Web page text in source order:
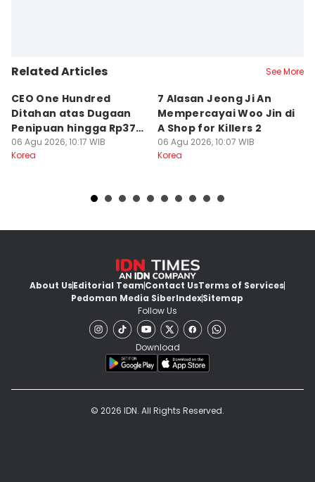
Related Articles See More
CEO One Hundred
Ditahan atas Dugaan
Penipuan hingga Rp379
Miliar
06 Agu 2026, 10:17 WIB
Korea
7 Alasan Jeong Ji An
Mempercayai Woo Jin di
A Shop for Killers 2
06 Agu 2026, 10:07 WIB
Korea
About UsEditorial TeamContact UsTerms of Services
Pedoman Media SiberIndexSitemap
Follow Us
Download
© 2026 IDN. All Rights Reserved.